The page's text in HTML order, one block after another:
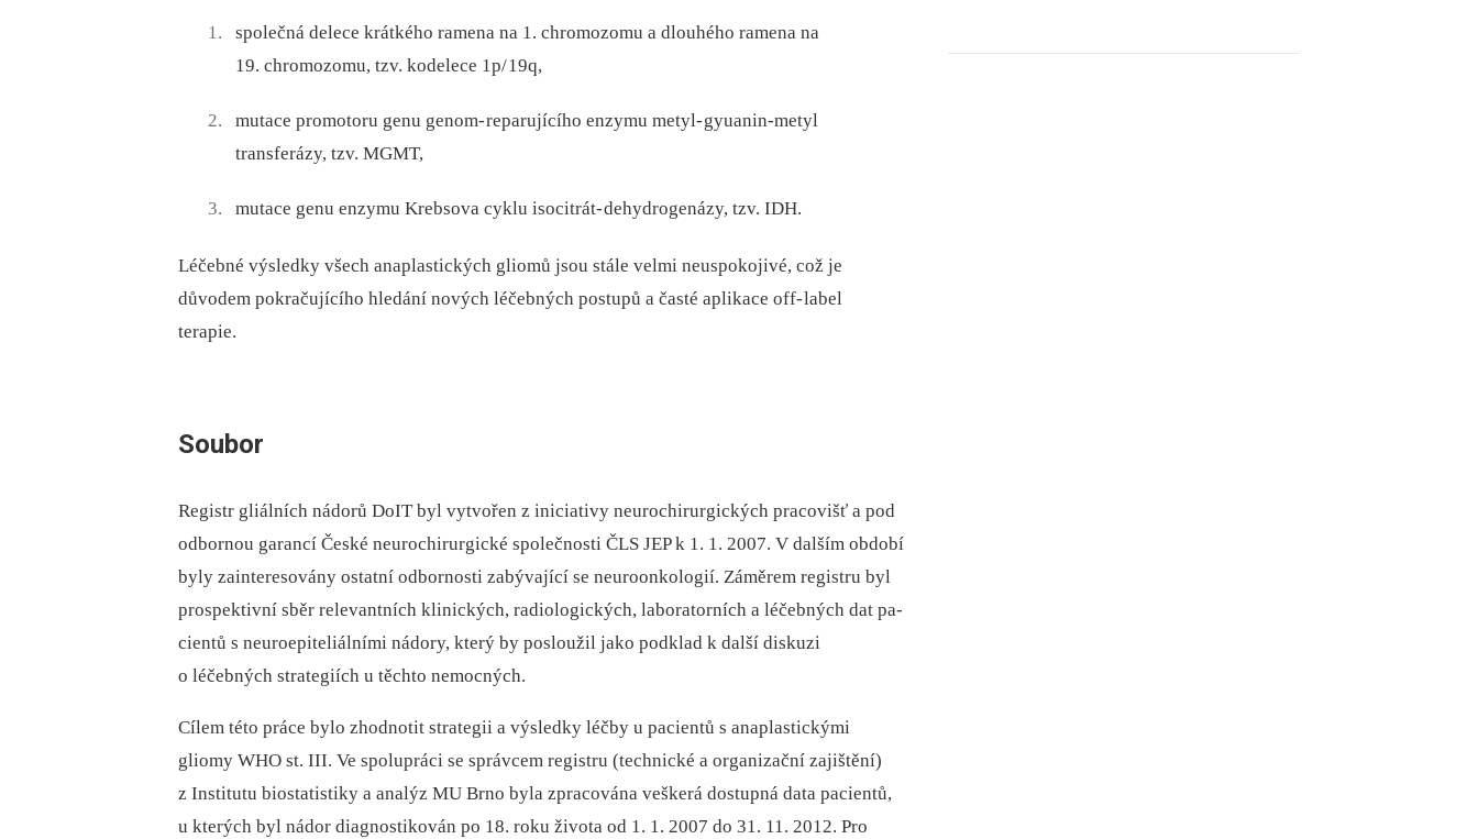
společná delece krátkého ramena na 1. chromozomu a dlouhého ramena na
19. chromozomu, tzv. kodelece 1p/19q,
mutace promotoru genu genom‑reparujícího enzymu metyl‑gyuanin‑metyl
transferázy, tzv. MGMT,
mutace genu enzymu Krebsova cyklu isocitrát‑dehydrogenázy, tzv. IDH.
Léčebné výsledky všech anaplastických gliomů jsou stále velmi neuspokojivé, což je
důvodem pokračujícího hledání nových léčebných postupů a časté aplikace off‑label
terapie.
Soubor
Registr gliálních nádorů DoIT byl vytvořen z iniciativy neurochirurgických pracovišť a pod
odbornou garancí České neurochirurgické společnosti ČLS JEP k 1. 1. 2007. V dalším období
byly zainteresovány ostatní odbornosti zabývající se neuroonkologií. Záměrem registru byl
prospektivní sběr relevantních klinických, radiologických, laboratorních a léčebných dat pa­
cientů s neuroepiteliálními nádory, který by posloužil jako podklad k další diskuzi
o léčebných strategiích u těchto nemocných.
Cílem této práce bylo zhodnotit strategii a výsledky léčby u pa­cientů s anaplastickými
gliomy WHO st. III. Ve spolupráci se správcem registru (technické a organizační zajištění)
z Institutu bio­statistiky a analýz MU Brno byla zpracována veškerá dostupná data pa­cientů,
u kterých byl nádor dia­gnostikován po 18. roku života od 1. 1. 2007 do 31. 11. 2012. Pro